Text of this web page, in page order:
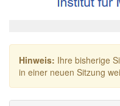
Hinweis: Ihre bisherige
in einer neuen Sitzung